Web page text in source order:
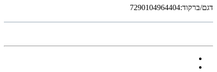
דגם/ברקוד:7290104964404